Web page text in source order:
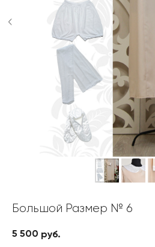
Большой Размер № 6
5 500 руб.